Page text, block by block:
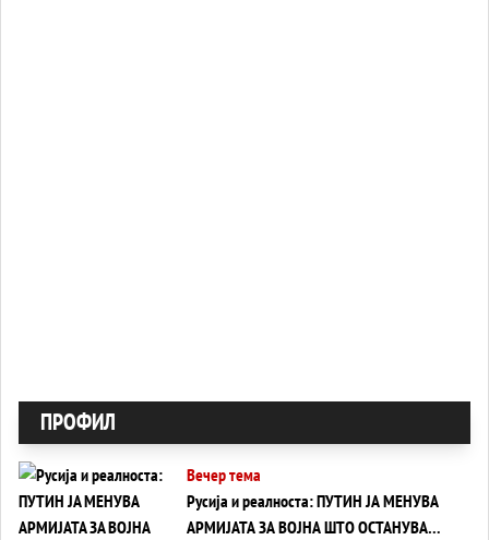
ПРОФИЛ
Вечер тема
Русија и реалноста: ПУТИН ЈА МЕНУВА
АРМИЈАТА ЗА ВОЈНА ШТО ОСТАНУВА